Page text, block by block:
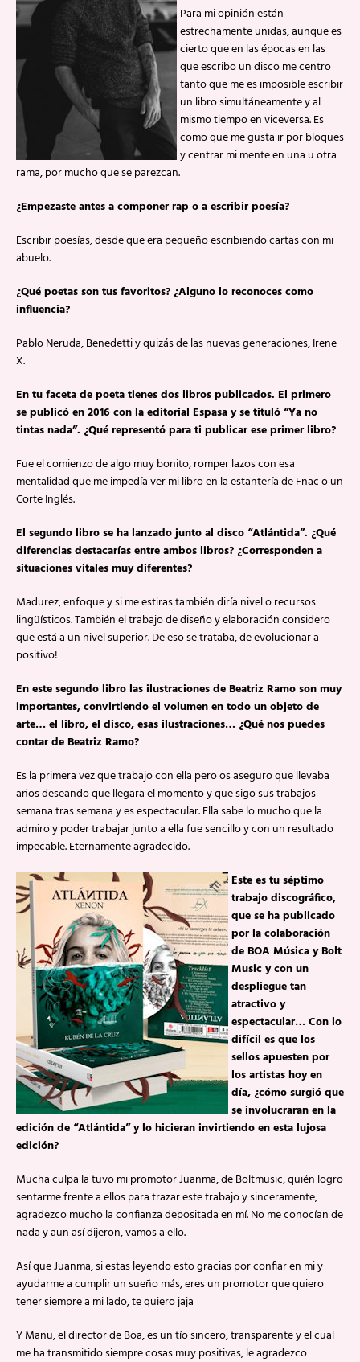
Para mi opinión están
estrechamente unidas, aunque es
cierto que en las épocas en las
que escribo un disco me centro
tanto que me es imposible escribir
un libro simultáneamente y al
mismo tiempo en viceversa. Es
como que me gusta ir por bloques
y centrar mi mente en una u otra
rama, por mucho que se parezcan.
¿Empezaste antes a componer rap o a escribir poesía?
Escribir poesías, desde que era pequeño escribiendo cartas con mi
abuelo.
¿Qué poetas son tus favoritos? ¿Alguno lo reconoces como
influencia?
Pablo Neruda, Benedetti y quizás de las nuevas generaciones, Irene
X.
En tu faceta de poeta tienes dos libros publicados. El primero
se publicó en 2016 con la editorial Espasa y se tituló “Ya no
tintas nada”. ¿Qué representó para ti publicar ese primer libro?
Fue el comienzo de algo muy bonito, romper lazos con esa
mentalidad que me impedía ver mi libro en la estantería de Fnac o un
Corte Inglés.
El segundo libro se ha lanzado junto al disco “Atlántida”. ¿Qué
diferencias destacarías entre ambos libros? ¿Corresponden a
situaciones vitales muy diferentes?
Madurez, enfoque y si me estiras también diría nivel o recursos
lingüísticos. También el trabajo de diseño y elaboración considero
que está a un nivel superior. De eso se trataba, de evolucionar a
positivo!
En este segundo libro las ilustraciones de Beatriz Ramo son muy
importantes, convirtiendo el volumen en todo un objeto de
arte… el libro, el disco, esas ilustraciones… ¿Qué nos puedes
contar de Beatriz Ramo?
Es la primera vez que trabajo con ella pero os aseguro que llevaba
años deseando que llegara el momento y que sigo sus trabajos
semana tras semana y es espectacular. Ella sabe lo mucho que la
admiro y poder trabajar junto a ella fue sencillo y con un resultado
impecable. Eternamente agradecido.
Este es tu séptimo
trabajo discográfico,
que se ha publicado
por la colaboración
de BOA Música y Bolt
Music y con un
despliegue tan
atractivo y
espectacular… Con lo
difícil es que los
sellos apuesten por
los artistas hoy en
día, ¿cómo surgió que
se involucraran en la
edición de “Atlántida” y lo hicieran invirtiendo en esta lujosa
edición?
Mucha culpa la tuvo mi promotor Juanma, de Boltmusic, quién logro
sentarme frente a ellos para trazar este trabajo y sinceramente,
agradezco mucho la confianza depositada en mí. No me conocían de
nada y aun así dijeron, vamos a ello.
Así que Juanma, si estas leyendo esto gracias por confiar en mi y
ayudarme a cumplir un sueño más, eres un promotor que quiero
tener siempre a mi lado, te quiero jaja
Y Manu, el director de Boa, es un tío sincero, transparente y el cual
me ha transmitido siempre cosas muy positivas, le agradezco